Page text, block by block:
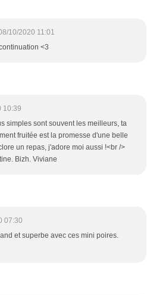
10/2020 11:01
<3
10:39
simples sont souvent les meilleurs, ta
fruitée est la promesse d'une belle
un repas, j'adore moi aussi !<br />
Bizh. Viviane
07:30
et superbe avec ces mini poires.